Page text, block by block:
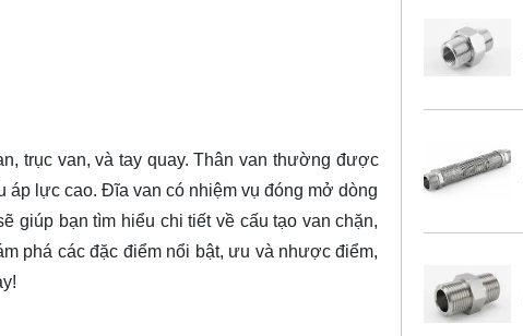
trục van, và tay quay. Thân van thường được
áp lực cao. Đĩa van có nhiệm vụ đóng mở dòng
giúp bạn tìm hiểu chi tiết về cấu tạo van chặn,
phá các đặc điểm nổi bật, ưu và nhược điểm,